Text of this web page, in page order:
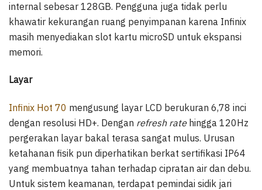
internal sebesar 128GB. Pengguna juga tidak perlu
khawatir kekurangan ruang penyimpanan karena Infinix
masih menyediakan slot kartu microSD untuk ekspansi
memori.
Layar
Infinix Hot 70 mengusung layar LCD berukuran 6,78 inci
dengan resolusi HD+. Dengan refresh ratehingga 120Hz
pergerakan layar bakal terasa sangat mulus. Urusan
ketahanan fisik pun diperhatikan berkat sertifikasi IP64
yang membuatnya tahan terhadap cipratan air dan debu.
Untuk sistem keamanan, terdapat pemindai sidik jari